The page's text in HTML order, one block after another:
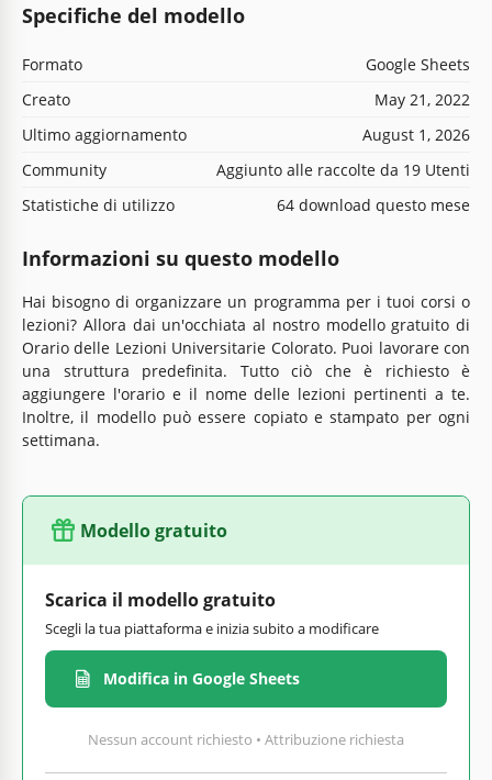
Specifiche del modello
Formato
Google Sheets
Creato
May 21, 2022
Ultimo aggiornamento
August 1, 2026
Community
Aggiunto alle raccolte da 19 Utenti
Statistiche di utilizzo
64 download questo mese
Informazioni su questo modello
Hai bisogno di organizzare un programma per i tuoi corsi o
lezioni? Allora dai un'occhiata al nostro modello gratuito di
Orario delle Lezioni Universitarie Colorato. Puoi lavorare con
una struttura predefinita. Tutto ciò che è richiesto è
aggiungere l'orario e il nome delle lezioni pertinenti a te.
Inoltre, il modello può essere copiato e stampato per ogni
settimana.
Modello gratuito
Scarica il modello gratuito
Scegli la tua piattaforma e inizia subito a modificare
Modifica in Google Sheets
Nessun account richiesto • Attribuzione richiesta